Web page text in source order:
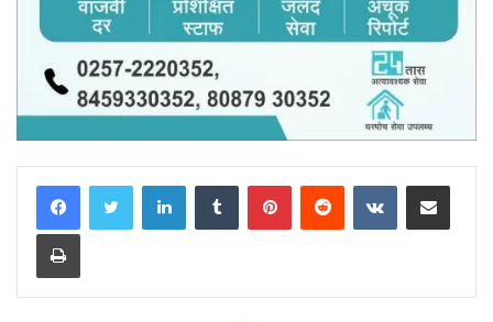
LinkedInTumblr PinterestReddit VKontakteShare via Email
Print